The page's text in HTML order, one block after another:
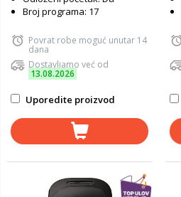
Broj programa: 17
Povrat robe moguć unutar 14
dana
Dostavljamo već od
13.08.2026
Uporedite proizvod